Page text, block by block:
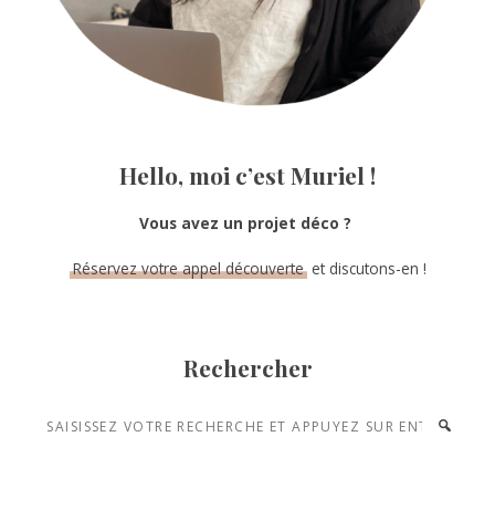
Hello, moi c’est Muriel !
Vous avez un projet déco ?
Réservez votre appel découverteet discutons-en !
Rechercher